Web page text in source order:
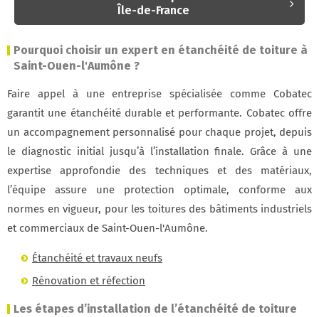
Île-de-France
Pourquoi choisir un expert en étanchéité de toiture à
Saint-Ouen-l'Aumône ?
Faire appel à une entreprise spécialisée comme Cobatec
garantit une étanchéité durable et performante. Cobatec offre
un accompagnement personnalisé pour chaque projet, depuis
le diagnostic initial jusqu’à l’installation finale. Grâce à une
expertise approfondie des techniques et des matériaux,
l’équipe assure une protection optimale, conforme aux
normes en vigueur, pour les toitures des bâtiments industriels
et commerciaux de Saint-Ouen-l'Aumône.
Étanchéité et travaux neufs
Rénovation et réfection
Les étapes d’installation de l’étanchéité de toiture